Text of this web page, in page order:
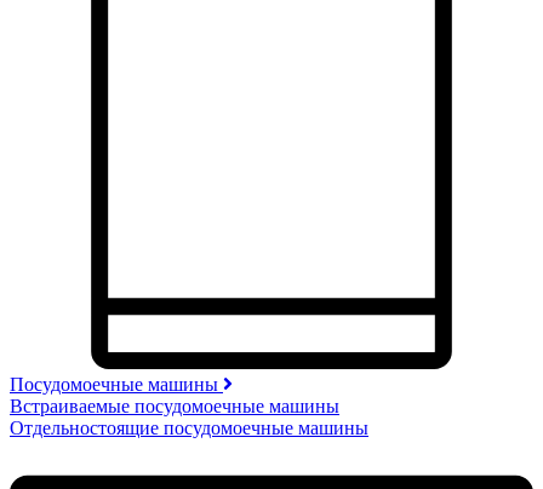
Посудомоечные машины
Встраиваемые посудомоечные машины
Отдельностоящие посудомоечные машины